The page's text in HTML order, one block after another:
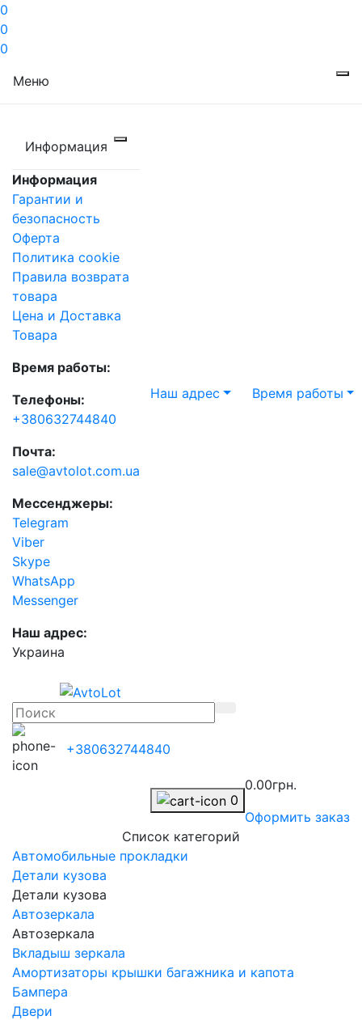
0
0
0
Меню
Информация
Информация
Гарантии и
безопасность
Оферта
Политика cookie
Правила возврата
товара
Цена и Доставка
Товара
Время работы:
Телефоны:
+380632744840
Почта:
sale@avtolot.com.ua
Мессенджеры:
Telegram
Viber
Skype
WhatsApp
Messenger
Наш адрес:
Украина
Наш адрес Время работы
+380632744840
0
0.00грн.
Оформить заказ
Список категорий
Автомобильные прокладки
Детали кузова
Детали кузова
Автозеркала
Автозеркала
Вкладыш зеркала
Амортизаторы крышки багажника и капота
Бампера
Двери